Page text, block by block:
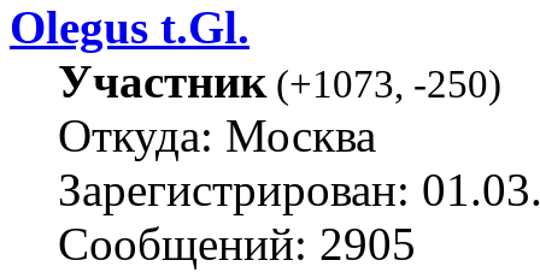
Olegus t.Gl.
Участник(+1073, -250)
Откуда: Москва
Зарегистрирован:
Сообщений: 2905